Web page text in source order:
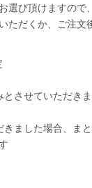
選び頂けますので
ただくか、ご注文
させていただき
ました場合、ま